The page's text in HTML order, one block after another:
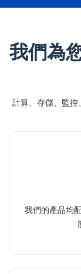
我們為
計算、存儲、監控
我們的產品均